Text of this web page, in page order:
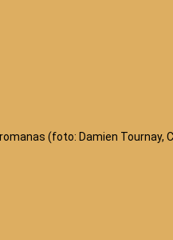
(foto: Damien Tournay,